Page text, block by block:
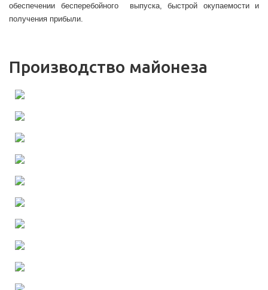
обеспечении бесперебойного выпуска, быстрой окупаемости и
получения прибыли.
Производство майонеза